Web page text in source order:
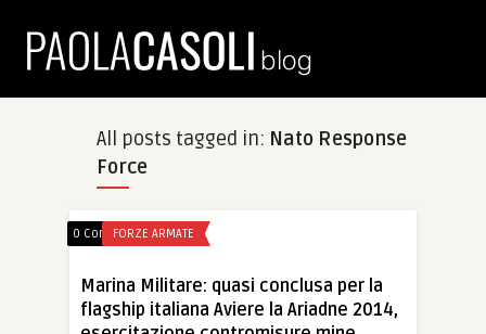
All posts tagged in: Nato Response
Force
0 CommentsFORZE ARMATE
Marina Militare: quasi conclusa per la
flagship italiana Aviere la Ariadne 2014,